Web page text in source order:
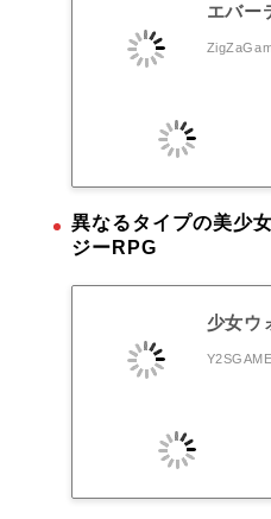
エバー
異なるタイプの美少
ジーRPG
少女ウ